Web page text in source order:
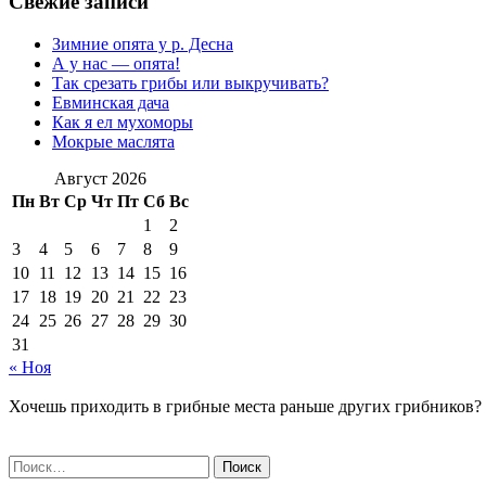
Зимние опята у р. Десна
А у нас — опята!
Так срезать грибы или выкручивать?
Евминская дача
Как я ел мухоморы
Мокрые маслята
Август 2026
Пн Вт Ср Чт Пт Сб Вс
1
2
3
4 5 6 7 8
9
10 11 12 13 14 15 16
17 18 19 20 21 22 23
24 25 26 27 28 29 30
31
« Ноя
Хочешь приходить в грибные места раньше других
Найти: